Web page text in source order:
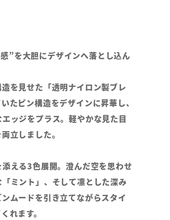
”を大胆にデザインへ落とし込ん
を見せた「透明ナイロン製ブレ
たピン構造をデザインに昇華し、
ッジをプラス。軽やかな見た目
立しました。
える3色展開。澄んだ空を思わせ
ミント」、そして凛とした深み
ムードを引き立てながらスタイ
れます。